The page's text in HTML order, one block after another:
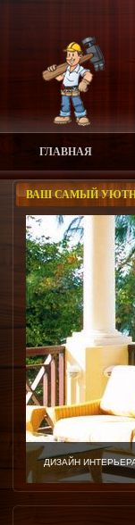
ГЛАВНАЯ
ВАШ САМЫЙ
ДИЗАЙН